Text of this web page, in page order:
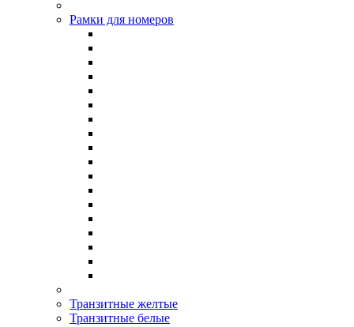
Рамки для номеров
Транзитные желтые
Транзитные белые